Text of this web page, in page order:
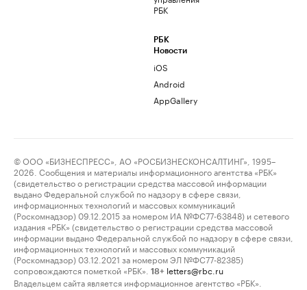
РБК
РБК
Новости
iOS
Android
AppGallery
© ООО «БИЗНЕСПРЕСС», АО «РОСБИЗНЕСКОНСАЛТИНГ», 1995–
2026. Сообщения и материалы информационного агентства «РБК»
(свидетельство о регистрации средства массовой информации
выдано Федеральной службой по надзору в сфере связи,
информационных технологий и массовых коммуникаций
(Роскомнадзор) 09.12.2015 за номером ИА №ФС77-63848) и сетевого
издания «РБК» (свидетельство о регистрации средства массовой
информации выдано Федеральной службой по надзору в сфере связи,
информационных технологий и массовых коммуникаций
(Роскомнадзор) 03.12.2021 за номером ЭЛ №ФС77-82385)
сопровождаются пометкой «РБК».
18+ letters@rbc.ru
Владельцем сайта является информационное агентство «РБК».